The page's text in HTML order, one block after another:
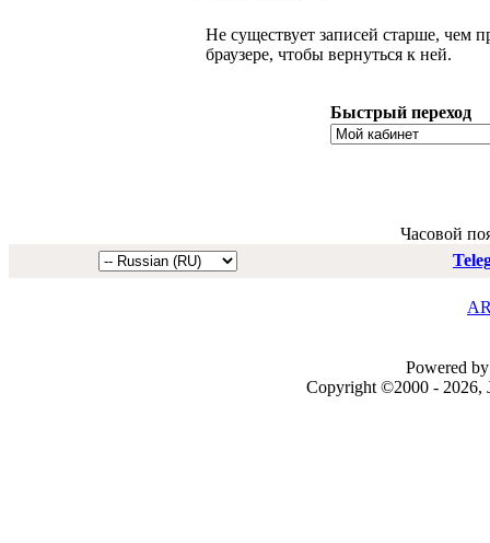
Не существует записей старше,
браузере, чтобы вернуться к ней.
Быстрый переход
Часовой
Powered
Copyright ©2000 - 2026,